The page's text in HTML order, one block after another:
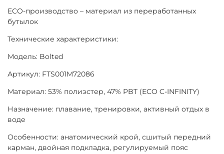
ECO-производство – материал из переработанных
бутылок
Технические характеристики:
Модель: Bolted
Артикул: FTS001M72086
Материал: 53% полиэстер, 47% PBT (ECO C-INFINITY)
Назначение: плавание, тренировки, активный отдых в
воде
Особенности: анатомический крой, сшитый передний
карман, двойная подкладка, регулируемый пояс